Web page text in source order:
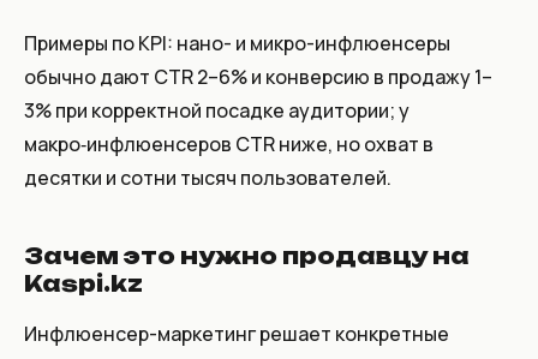
Примеры по KPI: нано- и микро-инфлюенсеры
обычно дают CTR 2–6% и конверсию в продажу 1–
3% при корректной посадке аудитории; у
макро‑инфлюенсеров CTR ниже, но охват в
десятки и сотни тысяч пользователей.
Зачем это нужно продавцу на
Kaspi.kz
Инфлюенсер-маркетинг решает конкретные